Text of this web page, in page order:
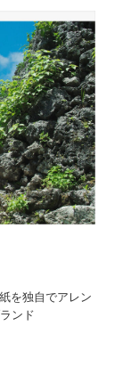
を独自でアレン
ンド